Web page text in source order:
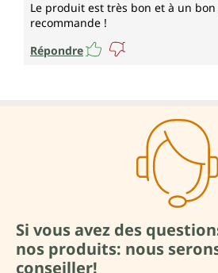
Le produit est très bon et à un
recommande !
Répondre
Si vous avez des
nos produits: nous
conseiller!